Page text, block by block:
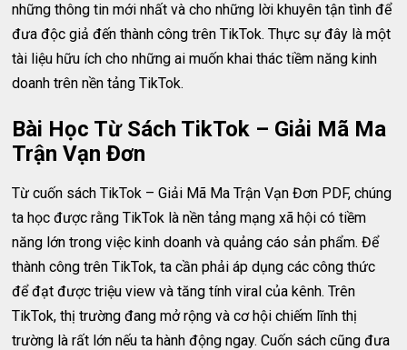
những thông tin mới nhất và cho những lời khuyên tận tình để
đưa độc giả đến thành công trên TikTok. Thực sự đây là một
tài liệu hữu ích cho những ai muốn khai thác tiềm năng kinh
doanh trên nền tảng TikTok.
Bài Học Từ Sách TikTok – Giải Mã Ma
Trận Vạn Đơn
Từ cuốn sách TikTok – Giải Mã Ma Trận Vạn Đơn PDF, chúng
ta học được rằng TikTok là nền tảng mạng xã hội có tiềm
năng lớn trong việc kinh doanh và quảng cáo sản phẩm. Để
thành công trên TikTok, ta cần phải áp dụng các công thức
để đạt được triệu view và tăng tính viral của kênh. Trên
TikTok, thị trường đang mở rộng và cơ hội chiếm lĩnh thị
trường là rất lớn nếu ta hành động ngay. Cuốn sách cũng đưa